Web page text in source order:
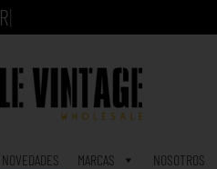
ho
NOVEDADES MARCAS NOSOTROS